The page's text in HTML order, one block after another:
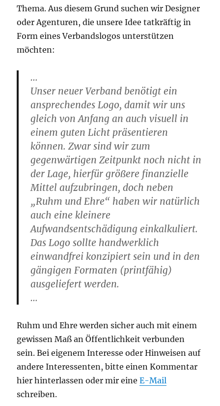
Thema. Aus diesem Grund suchen wir Designer
oder Agenturen, die unsere Idee tatkräftig in
Form eines Verbandslogos unterstützen
möchten:
…
Unser neuer Verband benötigt ein
ansprechendes Logo, damit wir uns
gleich von Anfang an auch visuell in
einem guten Licht präsentieren
können. Zwar sind wir zum
gegenwärtigen Zeitpunkt noch nicht in
der Lage, hierfür größere finanzielle
Mittel aufzubringen, doch neben
„Ruhm und Ehre“ haben wir natürlich
auch eine kleinere
Aufwandsentschädigung einkalkuliert.
Das Logo sollte handwerklich
einwandfrei konzipiert sein und in den
gängigen Formaten (printfähig)
ausgeliefert werden.
…
Ruhm und Ehre werden sicher auch mit einem
gewissen Maß an Öffentlichkeit verbunden
sein. Bei eigenem Interesse oder Hinweisen auf
andere Interessenten, bitte einen Kommentar
hier hinterlassen oder mir eineE-Mail
schreiben.